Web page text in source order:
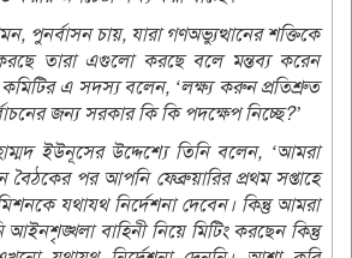
পুনর্বাসন চায়, যারা গণঅভ্যুত্থানের শক্তিকে
করছে তারা এগুলো করছে বলে মন্তব্য করেন
কমিটির এ সদস্য বলেন, ‘লক্ষ্য করুন প্রতিশ্রুত
জন্য সরকার কি কি পদক্ষেপ নিচ্ছে?’
ইউনূসের উদ্দেশ্যে তিনি বলেন, ‘আমরা
পর আপনি ফেব্রুয়ারির প্রথম সপ্তাহে
যথাযথ নির্দেশনা দেবেন। কিন্তু আমরা
বাহিনী নিয়ে মিটিং করছেন কিন্তু